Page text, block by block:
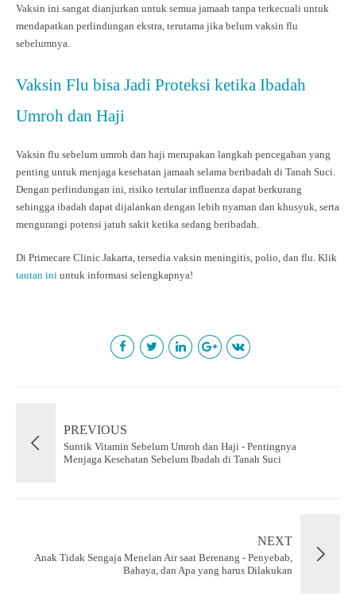
Vaksin ini sangat dianjurkan untuk semua jamaah tanpa terkecuali untuk
mendapatkan perlindungan ekstra, terutama jika belum vaksin flu
sebelumnya.
Vaksin Flu bisa Jadi Proteksi ketika Ibadah
Umroh dan Haji
Vaksin flu sebelum umroh dan haji merupakan langkah pencegahan yang
penting untuk menjaga kesehatan jamaah selama beribadah di Tanah Suci.
Dengan perlindungan ini, risiko tertular influenza dapat berkurang
sehingga ibadah dapat dijalankan dengan lebih nyaman dan khusyuk, serta
mengurangi potensi jatuh sakit ketika sedang beribadah.
Di Primecare Clinic Jakarta, tersedia vaksin meningitis, polio, dan flu. Klik
tautan ini untuk informasi selengkapnya!
PREVIOUS
Suntik Vitamin Sebelum Umroh dan Haji - Pentingnya
Menjaga Kesehatan Sebelum Ibadah di Tanah Suci
NEXT
Anak Tidak Sengaja Menelan Air saat Berenang - Penyebab,
Bahaya, dan Apa yang harus Dilakukan